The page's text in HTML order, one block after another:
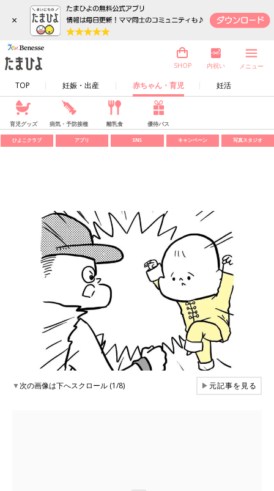
×
TOP 妊娠・出産 赤ちゃん・育児 妊活
SHOP 内祝い メニュー
育児グッズ 病気・予防接種 離乳食 優待パス
ひよこクラブ アプリ SNS キャンペーン 写真スタジオ
▼次の画像は下へスクロール (1/8) ▶元記事を見る